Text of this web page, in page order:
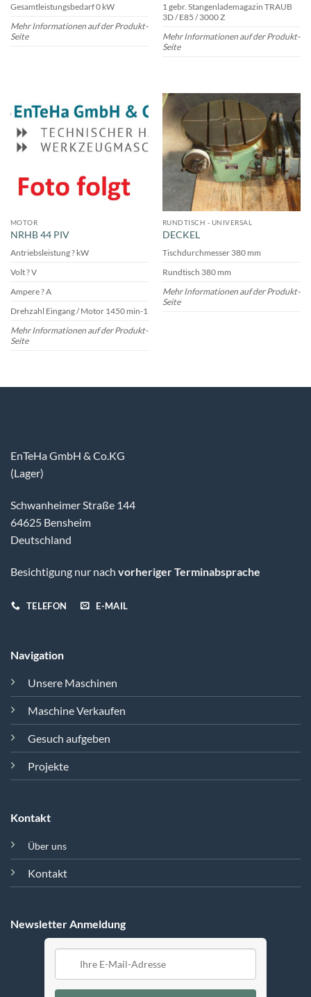
Gesamtleistungsbedarf 0 kW
Mehr Informationen auf der Produkt-
Seite
1 gebr. Stangenlademagazin TRAUB
3D / E85 / 3000 Z
Mehr Informationen auf der Produkt-
Seite
MOTOR
NRHB 44 PIV
Antriebsleistung ? kW
Volt ? V
Ampere ? A
Drehzahl Eingang / Motor 1450 min-1
Mehr Informationen auf der Produkt-
Seite
RUNDTISCH - UNIVERSAL
DECKEL
Tischdurchmesser 380 mm
Rundtisch 380 mm
Mehr Informationen auf der Produkt-
Seite
EnTeHa GmbH & Co.KG
(Lager)
Schwanheimer Straße 144
64625 Bensheim
Deutschland
Besichtigung nur nach vorheriger Terminabsprache
TELEFON E-MAIL
Navigation
Unsere Maschinen
Maschine Verkaufen
Gesuch aufgeben
Projekte
Kontakt
Über uns
Kontakt
Newsletter Anmeldung